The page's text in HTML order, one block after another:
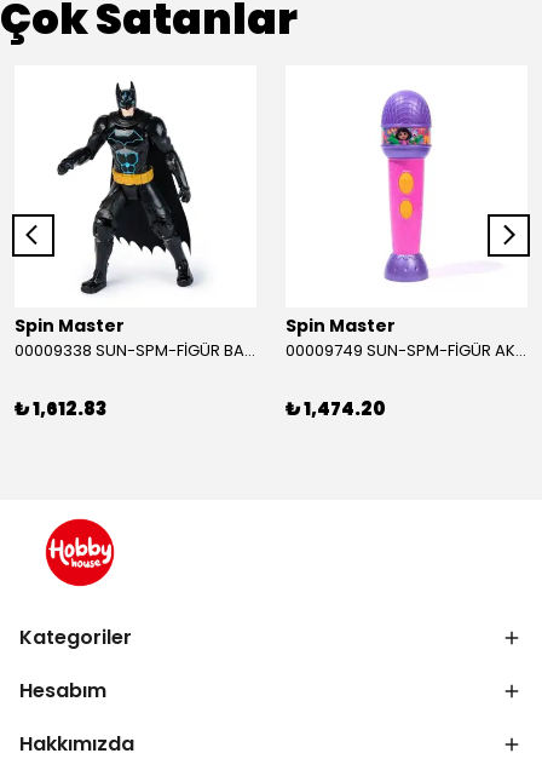
Çok Satanlar
Spin Master
00009338 SUN-SPM-FİGÜR BATMAN NİNJA STRIKE 30 CM. EXC.
₺ 1,612.83
Spin Master
00009749 SUN-SPM-FİGÜR AKS. DORA MİKROFON YAĞMUR ORMANI RİTMİ (DORA) SESLİ
₺ 1,474.20
Kategoriler
Hesabım
Hakkımızda